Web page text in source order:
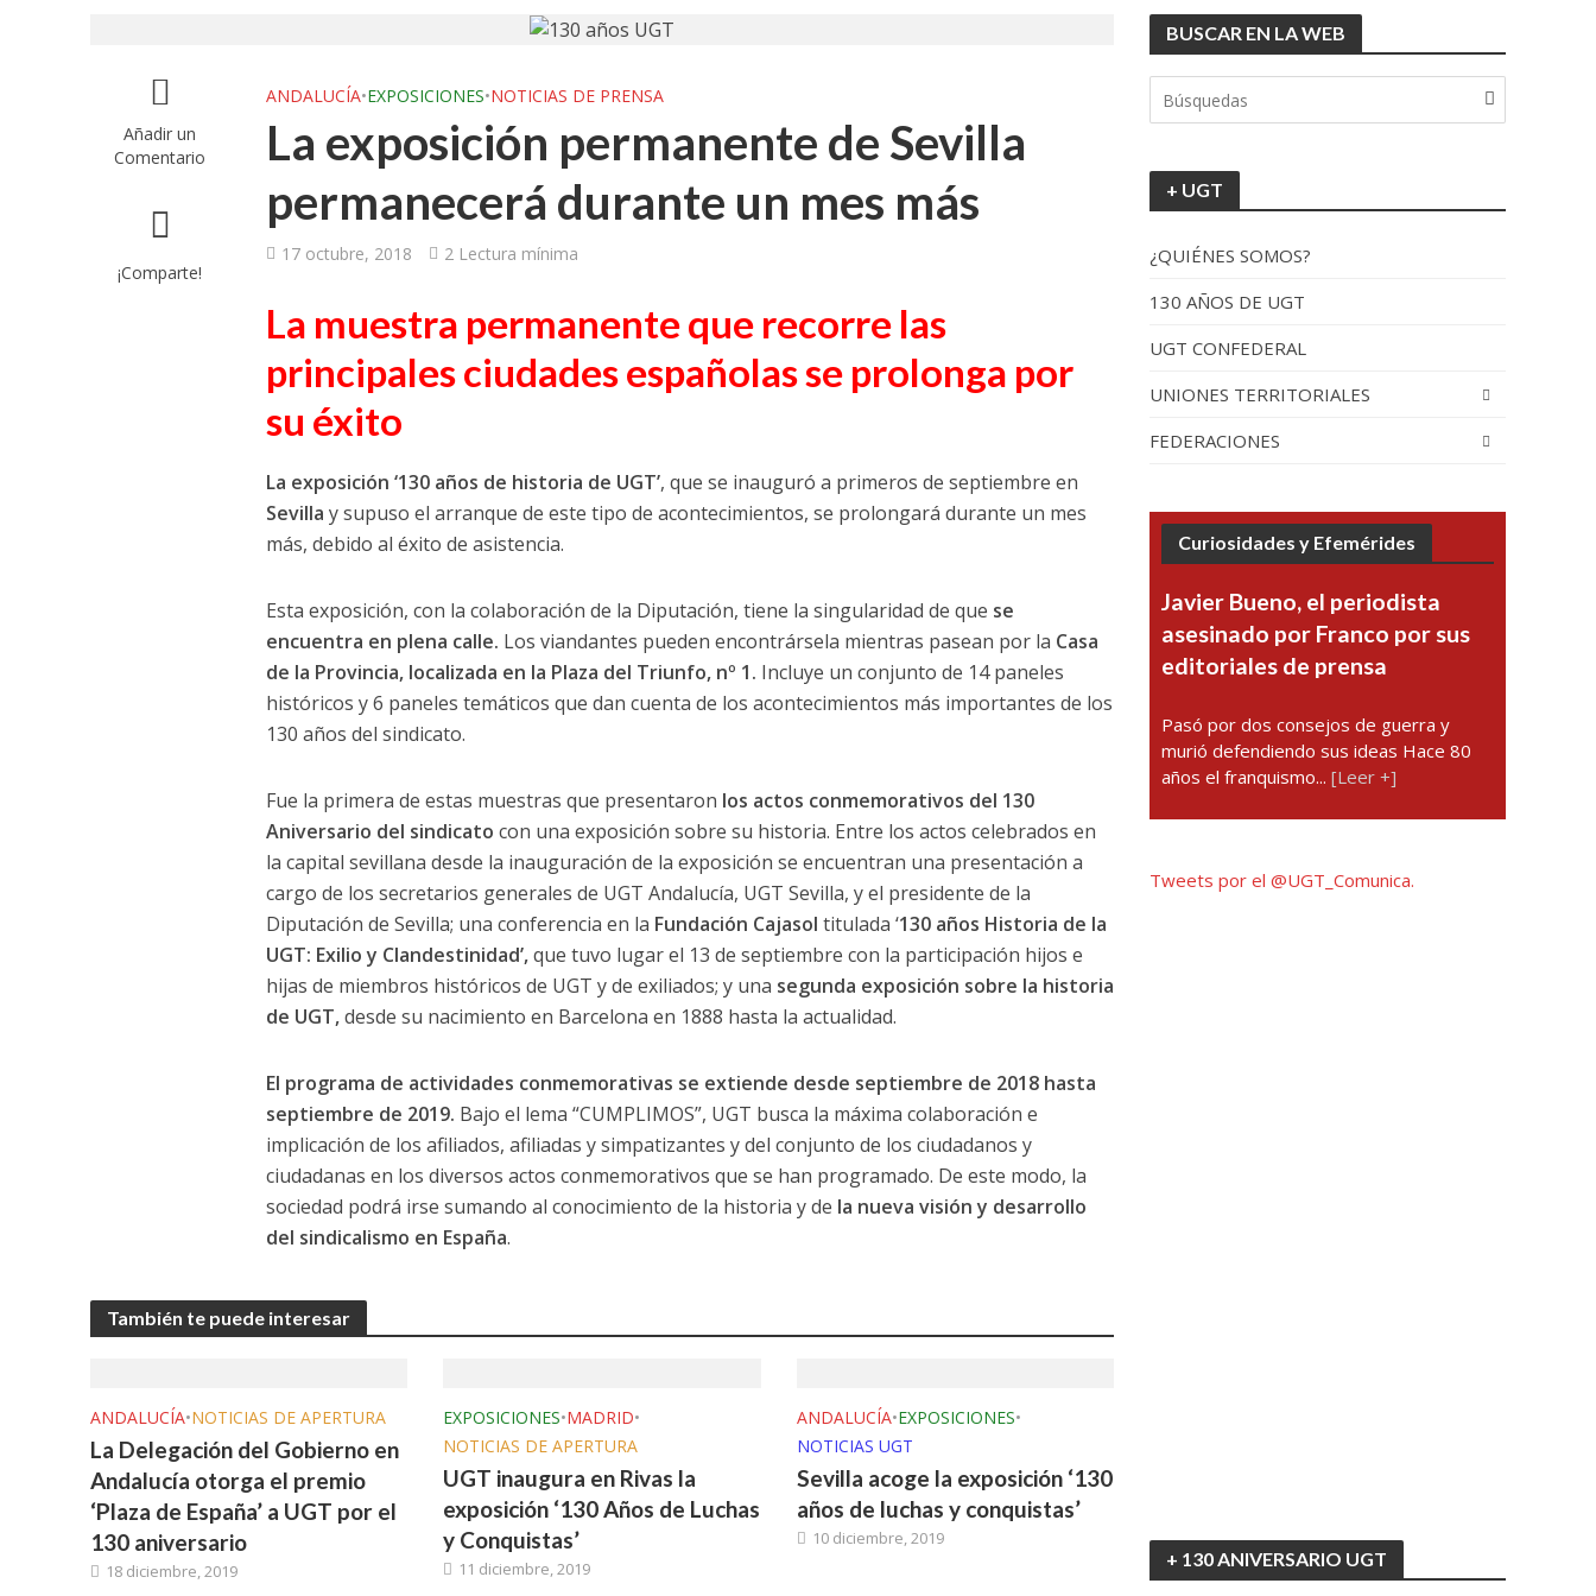
Añadir un
Comentario
¡Comparte!
ANDALUCÍA•EXPOSICIONES•NOTICIAS DE PRENSA
La exposición permanente de Sevilla
permanecerá durante un mes más
17 octubre, 2018 2 Lectura mínima
La muestra permanente que recorre las
principales ciudades españolas se prolonga por
su éxito
La exposición ‘130 años de historia de UGT’, que se inauguró a primeros de septiembre en
Sevilla y supuso el arranque de este tipo de acontecimientos, se prolongará durante un mes
más, debido al éxito de asistencia.
Esta exposición, con la colaboración de la Diputación, tiene la singularidad de que se
encuentra en plena calle. Los viandantes pueden encontrársela mientras pasean por la Casa
de la Provincia, localizada en la Plaza del Triunfo, nº 1. Incluye un conjunto de 14 paneles
históricos y 6 paneles temáticos que dan cuenta de los acontecimientos más importantes de los
130 años del sindicato.
Fue la primera de estas muestras que presentaron los actos conmemorativos del 130
Aniversario del sindicatocon una exposición sobre su historia. Entre los actos celebrados en
la capital sevillana desde la inauguración de la exposición se encuentran una presentación a
cargo de los secretarios generales de UGT Andalucía, UGT Sevilla, y el presidente de la
Diputación de Sevilla; una conferencia en la Fundación Cajasol titulada ‘130 años Historia de la
UGT: Exilio y Clandestinidad’,que tuvo lugar el 13 de septiembre con la participación hijos e
hijas de miembros históricos de UGT y de exiliados; y una segunda exposición sobre la historia
de UGT,desde su nacimiento en Barcelona en 1888 hasta la actualidad.
El programa de actividades conmemorativas se extiende desde septiembre de 2018 hasta
septiembre de 2019. Bajo el lema “CUMPLIMOS”, UGT busca la máxima colaboración e
implicación de los afiliados, afiliadas y simpatizantes y del conjunto de los ciudadanos y
ciudadanas en los diversos actos conmemorativos que se han programado. De este modo, la
sociedad podrá irse sumando al conocimiento de la historia y de la nueva visión y desarrollo
del sindicalismo en España.
También te puede interesar
ANDALUCÍA•NOTICIAS DE APERTURA
La Delegación del Gobierno en
Andalucía otorga el premio
‘Plaza de España’ a UGT por el
130 aniversario
18 diciembre, 2019
EXPOSICIONES•MADRID•
NOTICIAS DE APERTURA
UGT inaugura en Rivas la
exposición ‘130 Años de Luchas
y Conquistas’
11 diciembre, 2019
ANDALUCÍA•EXPOSICIONES•
NOTICIAS UGT
Sevilla acoge la exposición ‘130
años de luchas y conquistas’
10 diciembre, 2019
BUSCAR EN LA WEB
+ UGT
¿QUIÉNES SOMOS?
130 AÑOS DE UGT
UGT CONFEDERAL
UNIONES TERRITORIALES
FEDERACIONES
Curiosidades y Efemérides
Javier Bueno, el periodista
asesinado por Franco por sus
editoriales de prensa
Pasó por dos consejos de guerra y
murió defendiendo sus ideas Hace 80
años el franquismo...[Leer +]
Tweets por el @UGT_Comunica.
+ 130 ANIVERSARIO UGT